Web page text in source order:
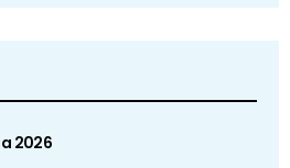
2026